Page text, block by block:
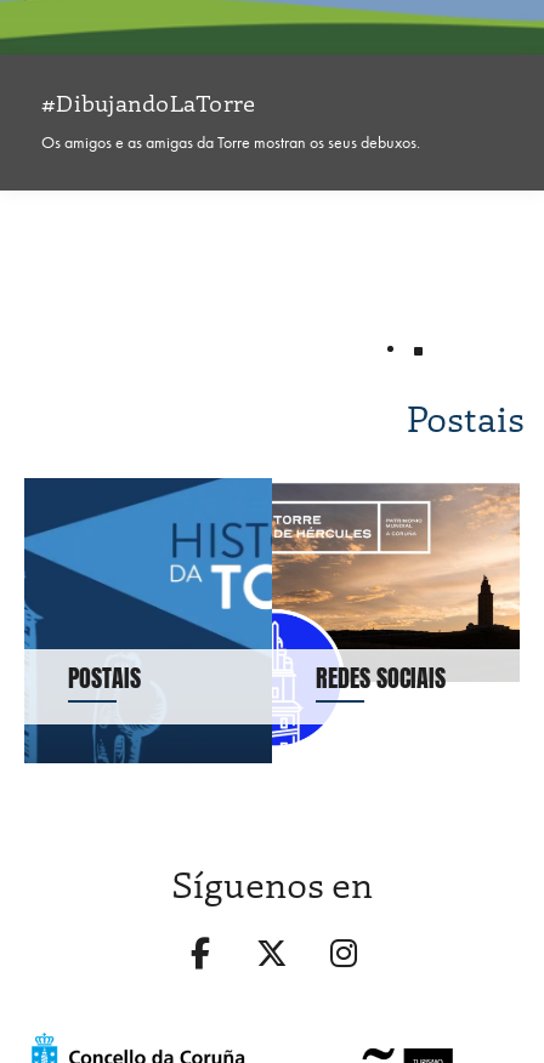
#DibujandoLaTorre
Os amigos e as amigas da Torre mostran os seus debuxos.
Postais
POSTAIS REDES SOCIAIS
Síguenos en